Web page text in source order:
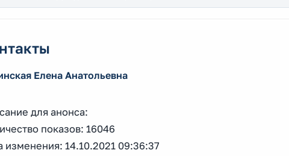
Елена Анатольевна
для анонса:
показов: 16046
изменения: 14.10.2021 09:36:37